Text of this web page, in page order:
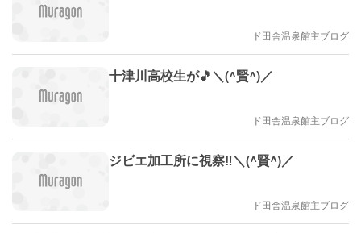
ド田舎温泉館主ブログ
十津川高校生が🎵＼(^賢^)／
ド田舎温泉館主ブログ
ジビエ加工所に視察‼️＼(^賢^)／
ド田舎温泉館主ブログ